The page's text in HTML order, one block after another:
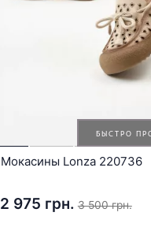
БЫСТРО
Мокасины Lonza 220736
2 975 грн. 3 500 грн.